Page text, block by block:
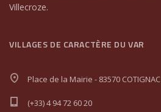
Villecroze.
VILLAGES DE CARACTÈRE DU VAR
Place de la Mairie - 83570 COTIGNAC
(+33) 4 94 72 60 20